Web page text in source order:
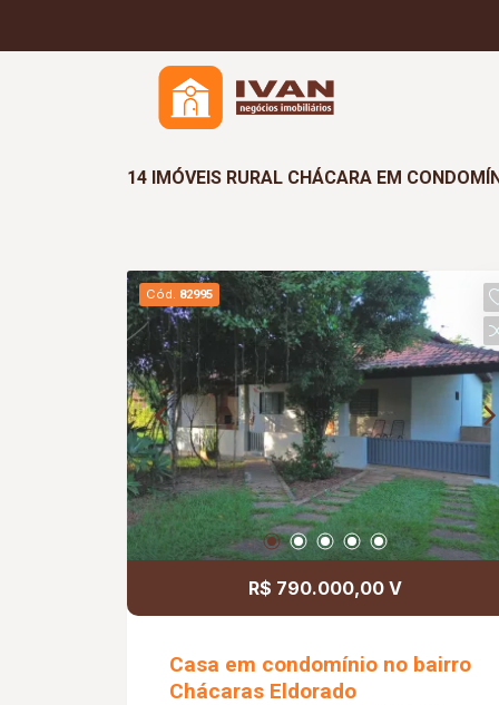
14 IMÓVEIS RURAL CHÁCARA EM
Cód. 82995
R$ 790.000,00 V
Casa em condomínio no bairro
Chácaras Eldorado